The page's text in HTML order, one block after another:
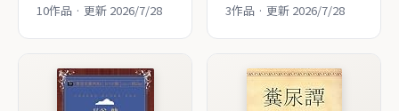
10作品 · 更新 2026/7/28 3作品 · 更新 2026/7/28